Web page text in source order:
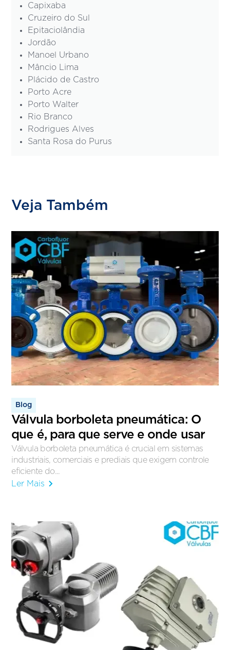
Capixaba
Cruzeiro do Sul
Epitaciolândia
Jordão
Manoel Urbano
Mâncio Lima
Plácido de Castro
Porto Acre
Porto Walter
Rio Branco
Rodrigues Alves
Santa Rosa do Purus
Veja Também
Blog
Válvula borboleta pneumática: O
que é, para que serve e onde usar
Válvula borboleta pneumática é crucial em sistemas
industriais, comerciais e prediais que exigem controle
eficiente do...
Ler Mais